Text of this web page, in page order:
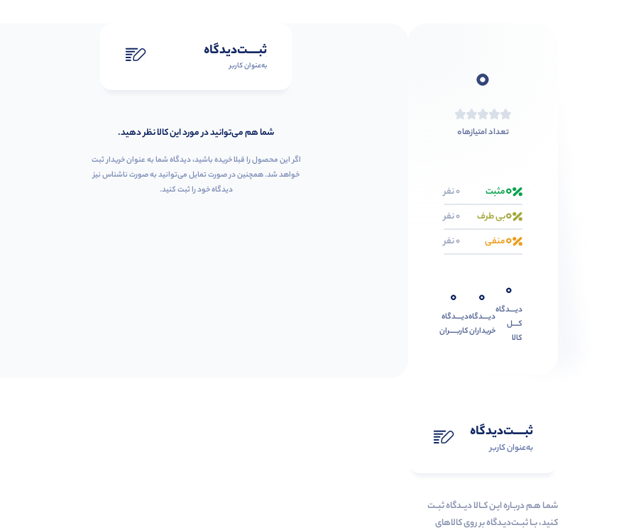
0
تعداد امتیازها0
0مثبت 0 نفر
0بی طرف 0 نفر
0منفی 0 نفر
0
دیــــدگاه
کــــل
کالا
0
دیــــدگاه
خریداران
0
دیــــدگاه
کاربـــــران
ثبـــــت‌دیدگاه
به‌عنوان کاربر
شمـا هـم دربـاره ایـن کــالا دیــدگاه ثبــت
کنید، بــا ثبــت‌دیـدگاه بر روی کالاهای
ثبـــــت‌دیدگاه
به‌عنوان کاربر
شما هم می‌توانید در مورد این کالا نظر دهید.
اگر این محصول را قبلا خریده باشید، دیدگاه شما به عنوان خریدار ثبت
خواهد شد. همچنین در صورت تمایل می‌توانید به صورت ناشناس نیز
دیدگاه خود را ثبت کنید.